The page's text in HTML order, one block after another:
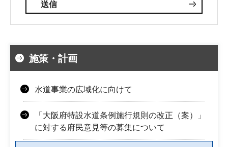
施策・計画
水道事業の広域化に向けて
「大阪府特設水道条例施行規則の改正（案）」
に対する府民意見等の募集について